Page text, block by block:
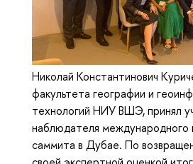
Николай Константинович
факультета географии и
технологий НИУ ВШЭ, принял
наблюдателя международного
саммита в Дубае. По